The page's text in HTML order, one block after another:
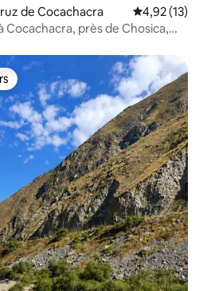
de Cocachacra Évaluation
4,92 (13)
Cocachacra, près de Chosica,